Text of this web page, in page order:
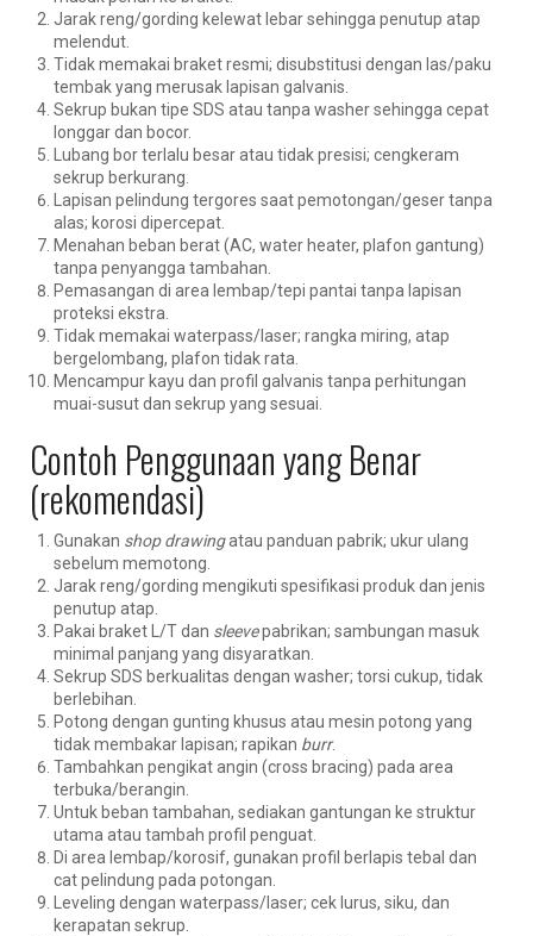
Jarak reng/gording kelewat lebar sehingga penutup atap
melendut.
Tidak memakai braket resmi; disubstitusi dengan las/paku
tembak yang merusak lapisan galvanis.
Sekrup bukan tipe SDS atau tanpa washer sehingga cepat
longgar dan bocor.
Lubang bor terlalu besar atau tidak presisi; cengkeram
sekrup berkurang.
Lapisan pelindung tergores saat pemotongan/geser tanpa
alas; korosi dipercepat.
Menahan beban berat (AC, water heater, plafon gantung)
tanpa penyangga tambahan.
Pemasangan di area lembap/tepi pantai tanpa lapisan
proteksi ekstra.
Tidak memakai waterpass/laser; rangka miring, atap
bergelombang, plafon tidak rata.
Mencampur kayu dan profil galvanis tanpa perhitungan
muai-susut dan sekrup yang sesuai.
Contoh Penggunaan yang Benar
(rekomendasi)
Gunakan shop drawingatau panduan pabrik; ukur ulang
sebelum memotong.
Jarak reng/gording mengikuti spesifikasi produk dan jenis
penutup atap.
Pakai braket L/T dan sleevepabrikan; sambungan masuk
minimal panjang yang disyaratkan.
Sekrup SDS berkualitas dengan washer; torsi cukup, tidak
berlebihan.
Potong dengan gunting khusus atau mesin potong yang
tidak membakar lapisan; rapikan burr.
Tambahkan pengikat angin (cross bracing) pada area
terbuka/berangin.
Untuk beban tambahan, sediakan gantungan ke struktur
utama atau tambah profil penguat.
Di area lembap/korosif, gunakan profil berlapis tebal dan
cat pelindung pada potongan.
Leveling dengan waterpass/laser; cek lurus, siku, dan
kerapatan sekrup.